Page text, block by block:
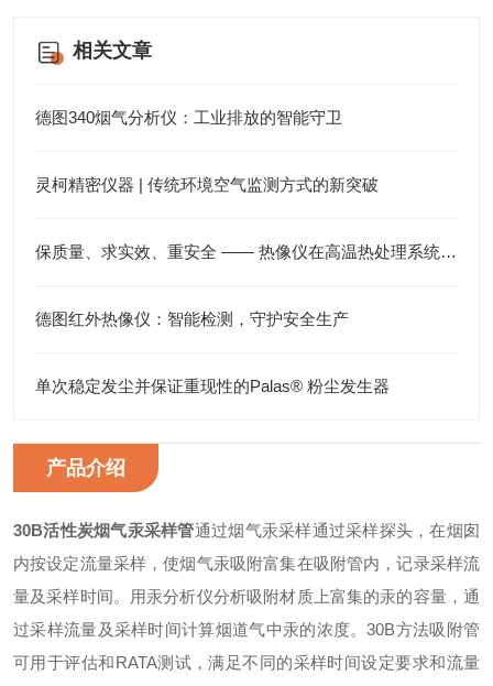
相关文章
德图340烟气分析仪：工业排放的智能守卫
灵柯精密仪器 | 传统环境空气监测方式的新突破
保质量、求实效、重安全 —— 热像仪在高温热处理系统中的应用
德图红外热像仪：智能检测，守护安全生产
单次稳定发尘并保证重现性的Palas® 粉尘发生器
产品介绍
30B活性炭烟气汞采样管通过烟气汞采样通过采样探头，在烟囱
内按设定流量采样，使烟气汞吸附富集在吸附管内，记录采样流
量及采样时间。用汞分析仪分析吸附材质上富集的汞的容量，通
过采样流量及采样时间计算烟道气中汞的浓度。30B方法吸附管
可用于评估和RATA测试，满足不同的采样时间设定要求和流量